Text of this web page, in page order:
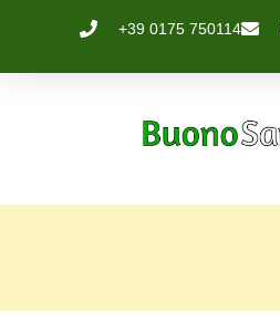
+39 0175 750114